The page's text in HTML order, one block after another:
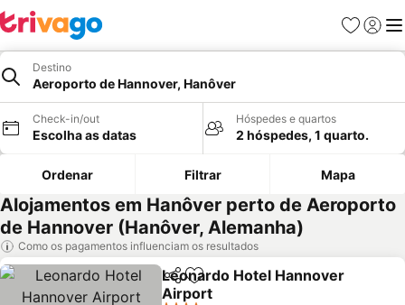
Favoritos
Iniciar
Destino
Aeroporto de Hannover, Hanôver
Check-in/out
Escolha as datas
Hóspedes e quartos
2 hóspedes, 1 quarto.
Ordenar Filtrar Mapa
Alojamentos em Hanôver perto de Aeroporto
de Hannover (Hanôver, Alemanha)
Como os pagamentos influenciam os resultados
PartilharAdicionar aos favoritos
Leonardo Hotel Hannover
Airport